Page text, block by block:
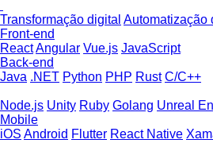
Transformação digital Automatização
Front-end
ReactAngular Vue.js JavaScript
Back-end
Java .NET Python PHP Rust C/C++
Node.js Unity Ruby Golang Unreal
Mobile
iOS Android Flutter React Native